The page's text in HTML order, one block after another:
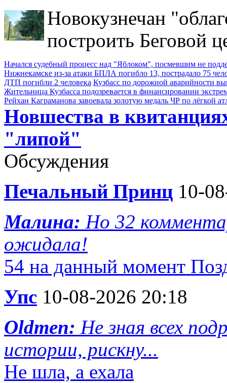
Новокузнечан
построить Беговой
Начался судебный процесс над "Яблоком", посмевшим не
Нижнекамске из-за атаки БПЛА погибло 13, пострадало 75
ДТП погибли 2 человека Кузбасс по дорожной аварийности
Жительница Кузбасса подозревается в финансировании
Рейхан Каграманова завоевала золотую медаль ЧР по лёгкой
Новшества в
"липой"
Обсуждения
Печальный Принц 10-
Малина: Но 32
ожидала!
54 на данный момент
Упс 10-08-2026 20:18
Oldmen: Не зная всех
истории, рискну...
Не шла, а ехала